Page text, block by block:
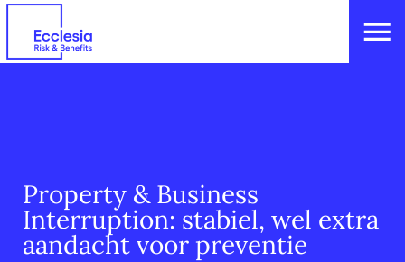
Property & Business
Interruption: stabiel, wel extra
aandacht voor preventie